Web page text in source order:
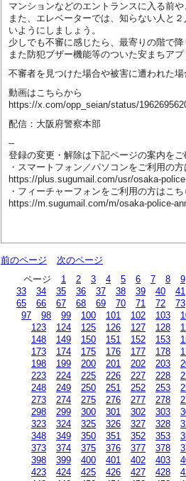
マンションなどのエントランスに入る前
また、エレベーターでは、知らない人と
いようにしましょう。
少しでも不審に感じたら、最寄りの階で
また防犯ブザー機能等のついた安まちア
不審者を見つけた場合や被害に遭われた
動画はこちらから
https://x.com/opp_seian/status/
配信：大阪府警察本部
--
登録の変更・解除は下記ページの案内をご
・スマートフォン／パソコンをご利用の方
https://plus.sugumail.com/usr/osaka-
・フィーチャーフォンをご利用の方はこち
https://m.sugumail.com/m/osaka-police-
前のページ
次のページ
ページ
1 2 3 4 5 6 7 8 9
33
34 35 36 37 38 39 40 41
65
66 67 68 69 70 71 72 73
97
98 99 100 101 102 103
123
124 125 126 127 128
148
149 150 151 152 153
173
174 175 176 177 178
198
199 200 201 202 203
223
224 225 226 227 228
248
249 250 251 252 253
273
274 275 276 277 278
298
299 300 301 302 303
323
324 325 326 327 328
348
349 350 351 352 353
373
374 375 376 377 378
398
399 400 401 402 403
423
424 425 426 427 428